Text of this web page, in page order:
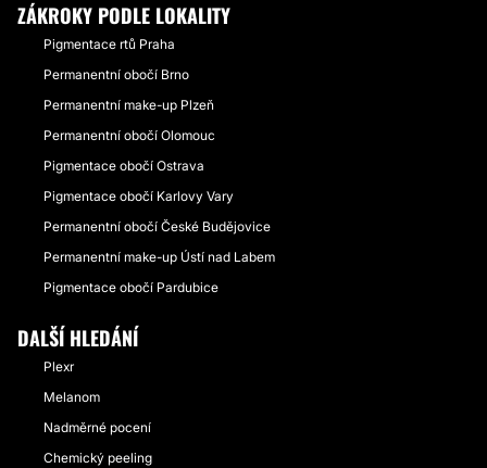
ZÁKROKY PODLE LOKALITY
Pigmentace rtů Praha
Permanentní obočí Brno
Permanentní make-up Plzeň
Permanentní obočí Olomouc
Pigmentace obočí Ostrava
Pigmentace obočí Karlovy Vary
Permanentní obočí České Budějovice
Permanentní make-up Ústí nad Labem
Pigmentace obočí Pardubice
DALŠÍ HLEDÁNÍ
Plexr
Melanom
Nadměrné pocení
Chemický peeling